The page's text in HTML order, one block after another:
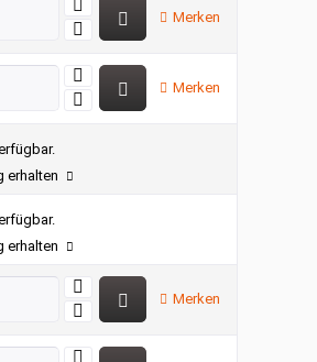
Merken
Merken
erhalten
erhalten
Merken